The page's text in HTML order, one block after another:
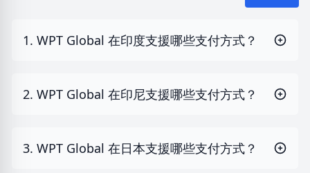
1. WPT Global 在印度支援哪些支付方式？
2. WPT Global 在印尼支援哪些支付方式？
3. WPT Global 在日本支援哪些支付方式？